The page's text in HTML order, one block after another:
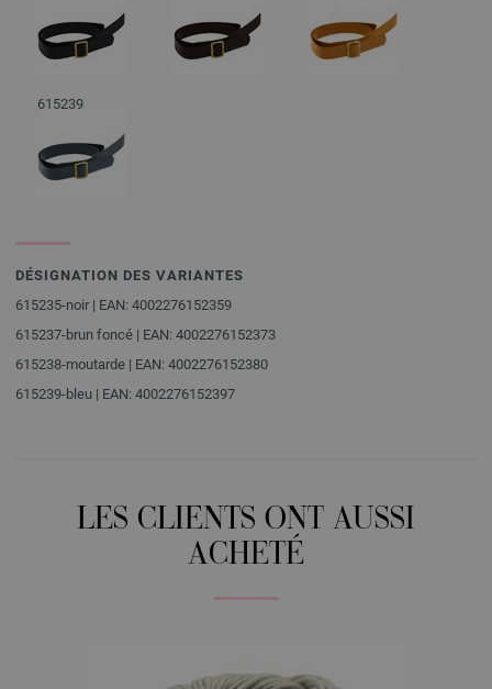
615239
DÉSIGNATION DES VARIANTES
615235-noir | EAN: 4002276152359
615237-brun foncé | EAN: 4002276152373
615238-moutarde | EAN: 4002276152380
615239-bleu | EAN: 4002276152397
LES CLIENTS ONT AUSSI
ACHETÉ